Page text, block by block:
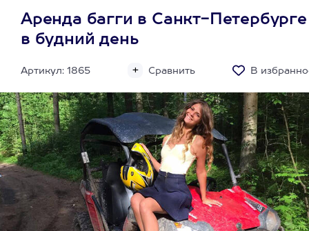
Аренда багги в Санкт-Петербурге
в будний день
Артикул: 1865 Сравнить В